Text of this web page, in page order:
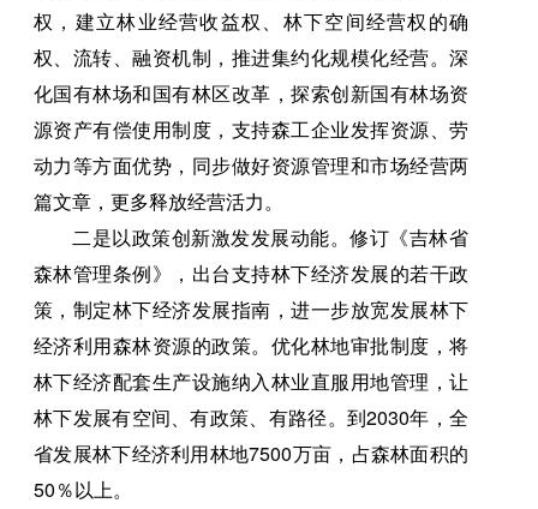
权，建立林业经营收益权、林下空间经营权的确
权、流转、融资机制，推进集约化规模化经营。深
化国有林场和国有林区改革，探索创新国有林场资
源资产有偿使用制度，支持森工企业发挥资源、劳
动力等方面优势，同步做好资源管理和市场经营两
篇文章，更多释放经营活力。
二是以政策创新激发发展动能。修订《吉林省
森林管理条例》，出台支持林下经济发展的若干政
策，制定林下经济发展指南，进一步放宽发展林下
经济利用森林资源的政策。优化林地审批制度，将
林下经济配套生产设施纳入林业直服用地管理，让
林下发展有空间、有政策、有路径。到2030年，全
省发展林下经济利用林地7500万亩，占森林面积的
50％以上。